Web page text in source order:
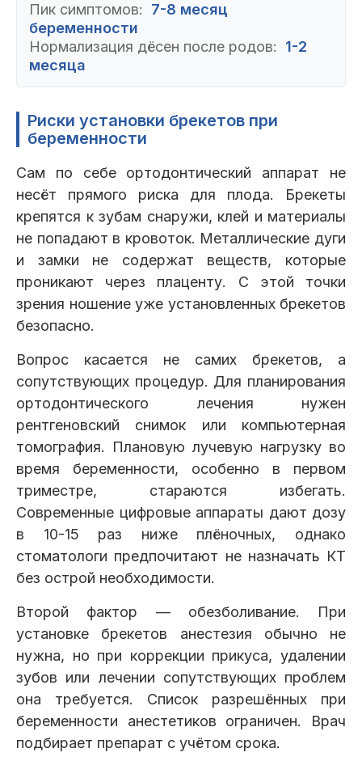
Пик симптомов:
7-8 месяц
беременности
Нормализация дёсен после родов:
1-2
месяца
Риски установки брекетов при
беременности
Сам по себе ортодонтический аппарат не
несёт прямого риска для плода. Брекеты
крепятся к зубам снаружи, клей и материалы
не попадают в кровоток. Металлические дуги
и замки не содержат веществ, которые
проникают через плаценту. С этой точки
зрения ношение уже установленных брекетов
безопасно.
Вопрос касается не самих брекетов, а
сопутствующих процедур. Для планирования
ортодонтического лечения нужен
рентгеновский снимок или компьютерная
томография. Плановую лучевую нагрузку во
время беременности, особенно в первом
триместре, стараются избегать.
Современные цифровые аппараты дают дозу
в 10-15 раз ниже плёночных, однако
стоматологи предпочитают не назначать КТ
без острой необходимости.
Второй фактор — обезболивание. При
установке брекетов анестезия обычно не
нужна, но при коррекции прикуса, удалении
зубов или лечении сопутствующих проблем
она требуется. Список разрешённых при
беременности анестетиков ограничен. Врач
подбирает препарат с учётом срока.